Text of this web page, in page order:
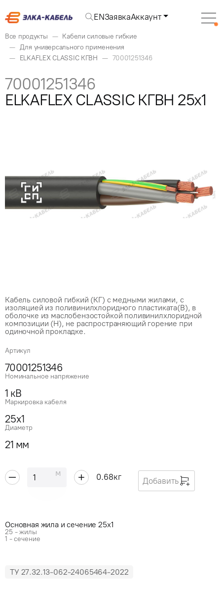
ENЗаявкаАккаунт
Все продукты
Кабели силовые гибкие
Для универсального применения
ELKAFLEX CLASSIC КГВН
70001251346
Кабель силовой гибкий (КГ) с медными жилами, с
изоляцией из поливинилхлоридного пластиката(В), в
оболочке из маслобензостойкой поливинилхлоридной
композиции (Н), не распространяющий горение при
одиночной прокладке.
Артикул
70001251346
Номинальное напряжение
1 кВ
Маркировка кабеля
25x1
Диаметр
21 мм
м 0.68кг Добавить
Основная жила и сечение 25x1
25 - жилы
1 - сечение
ТУ 27.32.13-062-24065464-2022
70001251346
ELKAFLEX CLASSIC КГВН 25x1